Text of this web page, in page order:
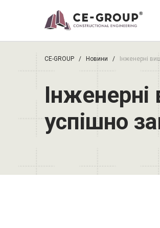
CE-GROUP / Новини / Інженерні
успішно